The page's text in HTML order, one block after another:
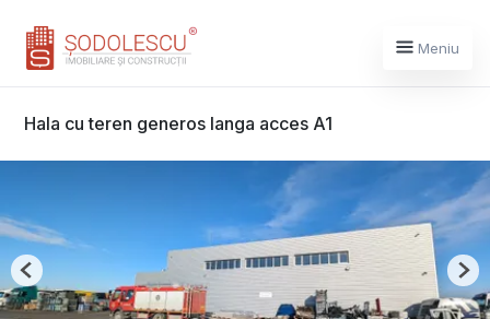
Meniu
Hala cu teren generos langa acces A1
Previous